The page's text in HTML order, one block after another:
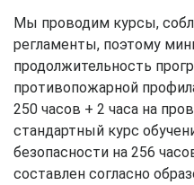
Мы проводим курсы,
регламенты, поэтому
продолжительность
противопожарной
250 часов + 2 часа на
стандартный курс
безопасности на 256
составлен согласно